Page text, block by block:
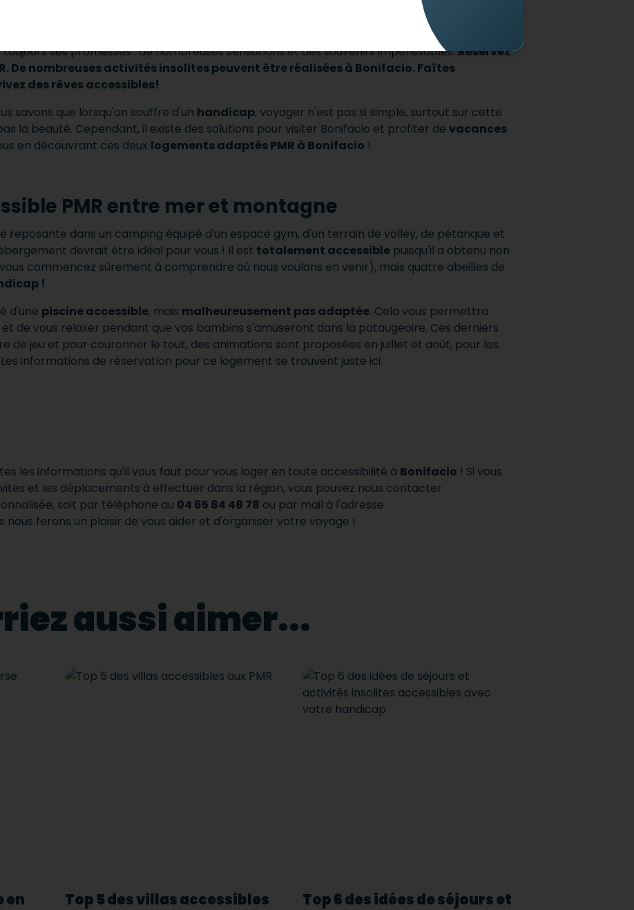
sur des falaises de calcaires à la pointe de la Corse (L'Île de la Beauté pour les intimes) et qui
Un voyage dans ce paradis aux ruelles
ses promesses : de nombreuses sensations et des souvenirs impérissables.Réservez
De nombreuses activités insolites peuvent être réalisées à Bonifacio. Faîtes
des rêves accessibles!
savons que lorsqu'on souffre d'un handicap, voyager n'est pas si simple, surtout sur cette
la beauté. Cependant, il existe des solutions pour visiter Bonifacio et profiter de vacances
en découvrant ces deux logements adaptés PMR à Bonifacio !
PMR entre mer et montagne
reposante dans un camping équipé d'un espace gym, d'un terrain de volley, de pétanque et
devrait être idéal pour vous ! Il est totalement accessible puisqu'il a obtenu non
commencez sûrement à comprendre où nous voulons en venir), mais quatre abeilles de
!
d'une piscine accessible, mais malheureusement pas adaptée. Cela vous permettra
de vous relaxer pendant que vos bambins s'amuseront dans la pataugeoire. Ces derniers
de jeu et pour couronner le tout, des animations sont proposées en juillet et août, pour les
informations de réservation pour ce logement se trouvent juste ici.
les informations qu'il vous faut pour vous loger en toute accessibilité à Bonifacio ! Si vous
et les déplacements à effectuer dans la région, vous pouvez nous contacter
soit par téléphone au 04 65 84 48 78 ou par mail à l'adresse
nous ferons un plaisir de vous aider et d'organiser votre voyage !
aussi aimer...
en
Top 5 des villas accessibles
Top 6 des idées de séjours et